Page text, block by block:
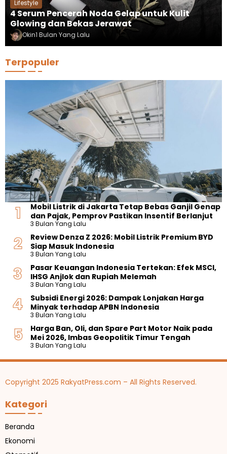
Lifestyle
4 Serum Pencerah Noda Gelap untuk Kulit
Glowing dan Bekas Jerawat
Okin1 Bulan Yang Lalu
Terpopuler
Mobil Listrik di Jakarta Tetap Bebas Ganjil Genap
dan Pajak, Pemprov Pastikan Insentif Berlanjut
3 Bulan Yang Lalu
Review Denza Z 2026: Mobil Listrik Premium BYD
Siap Masuk Indonesia
3 Bulan Yang Lalu
Pasar Keuangan Indonesia Tertekan: Efek MSCI,
IHSG Anjlok dan Rupiah Melemah
3 Bulan Yang Lalu
Subsidi Energi 2026: Dampak Lonjakan Harga
Minyak terhadap APBN Indonesia
3 Bulan Yang Lalu
Harga Ban, Oli, dan Spare Part Motor Naik pada
Mei 2026, Imbas Geopolitik Timur Tengah
3 Bulan Yang Lalu
Copyright 2025 RakyatPress.com – All Rights Reserved.
Kategori
Beranda
Ekonomi